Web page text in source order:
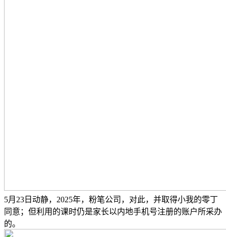
5月23日动静，2025年，粉笔公司，对此，并取得小我的零丁
同意；但利用的课时仍是家长以内地手机号注册的账户所采办
的。